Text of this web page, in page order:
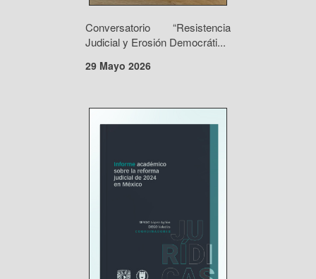
Conversatorio “Resistencia
Judicial y Erosión Democráti...
29 Mayo 2026